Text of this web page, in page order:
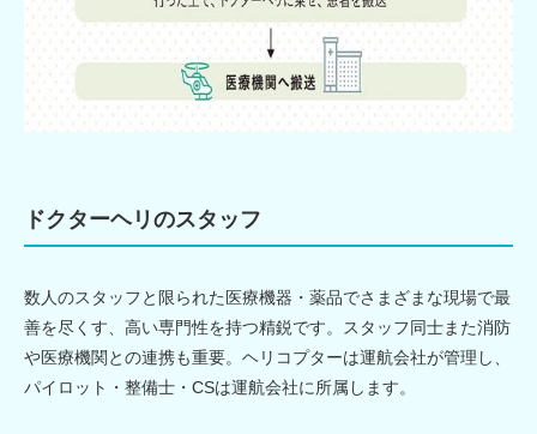
ドクターヘリのスタッフ
数人のスタッフと限られた医療機器・薬品でさまざまな現場で最
善を尽くす、高い専門性を持つ精鋭です。スタッフ同士また消防
や医療機関との連携も重要。ヘリコプターは運航会社が管理し、
パイロット・整備士・CSは運航会社に所属します。